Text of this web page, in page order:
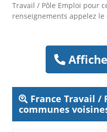
Travail / Pôle Emploi pour
renseignements appelez
France Travail /
communes